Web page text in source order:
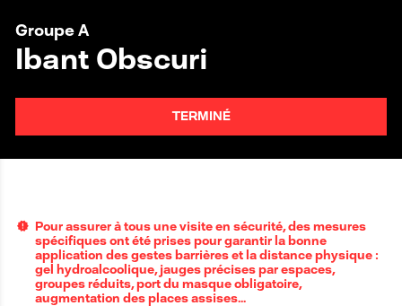
Groupe A
Ibant Obscuri
TERMINÉ
Pour assurer à tous une visite en sécurité, des mesures
spécifiques ont été prises pour garantir la bonne
application des gestes barrières et la distance physique :
gel hydroalcoolique, jauges précises par espaces,
groupes réduits, port du masque obligatoire,
augmentation des places assises…